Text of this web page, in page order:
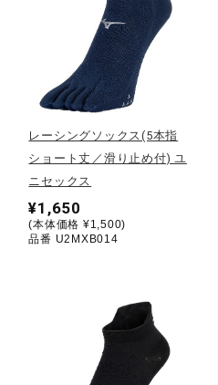
柔道
ウィンタースポーツ
ワーキング
ウォーキングシュー
ライフスタイルグッ
インナー
レーシングソックス(5本指
ショート丈／滑り止め付) ユ
ニセックス
¥1,650
(本体価格 ¥1,500)
品番 U2MXB014